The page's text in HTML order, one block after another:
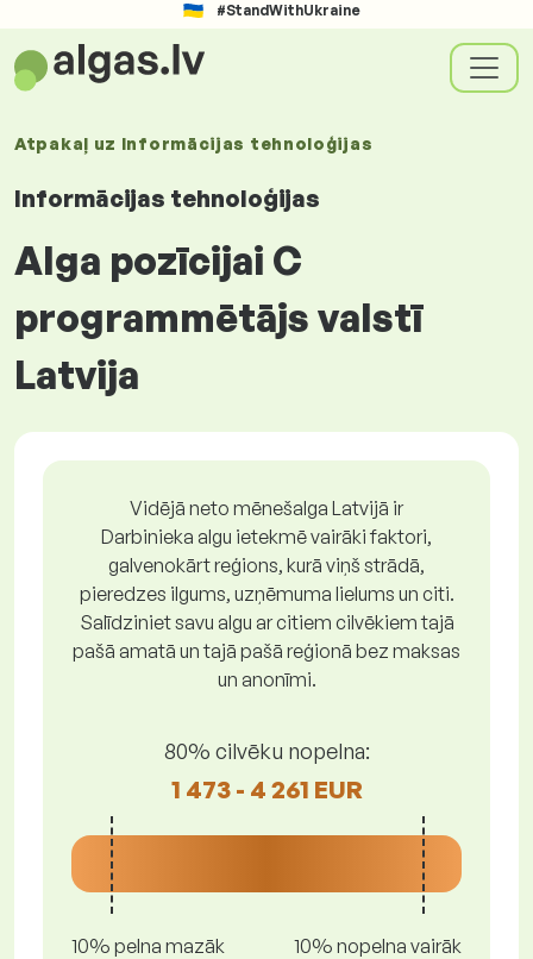
#StandWithUkraine
Atpakaļ uz Informācijas tehnoloģijas
Informācijas tehnoloģijas
Alga pozīcijai C
programmētājs valstī
Latvija
Vidējā neto mēnešalga Latvijā ir
Darbinieka algu ietekmē vairāki faktori,
galvenokārt reģions, kurā viņš strādā,
pieredzes ilgums, uzņēmuma lielums un citi.
Salīdziniet savu algu ar citiem cilvēkiem tajā
pašā amatā un tajā pašā reģionā bez maksas
un anonīmi.
80% cilvēku nopelna:
1 473 - 4 261 EUR
10% pelna mazāk
10% nopelna vairāk